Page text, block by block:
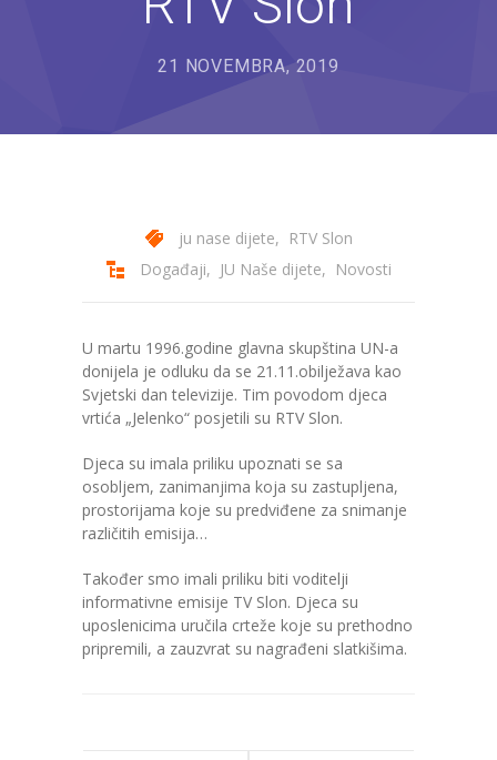
-- JU "Naše dijete"
---- Jelenko
---- Lastavica
---- Pčelica
---- Poletarac
---- Snjeguljica
---- Sunčica
---- Zeko
---- Zvjezdica
21 NOVEMBRA, 2019
ju nase dijete, RTV Slon
Događaji, JU Naše dijete, Novosti
U martu 1996.godine glavna skupština UN-a
donijela je odluku da se 21.11.obilježava kao
Svjetski dan televizije. Tim povodom djeca
vrtića „Jelenko“ posjetili su RTV Slon.
Djeca su imala priliku upoznati se sa
osobljem, zanimanjima koja su zastupljena,
prostorijama koje su predviđene za snimanje
različitih emisija…
Također smo imali priliku biti voditelji
informativne emisije TV Slon. Djeca su
uposlenicima uručila crteže koje su prethodno
pripremili, a zauzvrat su nagrađeni slatkišima.